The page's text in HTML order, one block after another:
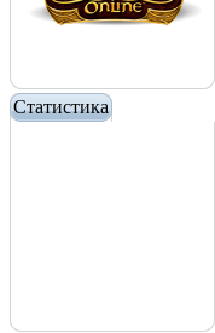
Статистика